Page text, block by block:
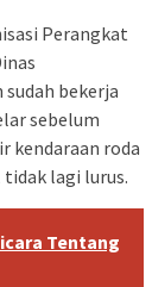
Perangkat
sudah bekerja
sebelum
kendaraan roda
lagi lurus.
Tentang